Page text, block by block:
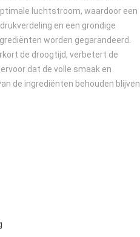
luchtstroom, waardoor een
en een grondige
worden gegarandeerd.
de droogtijd, verbetert de
dat de volle smaak en
de ingrediënten behouden blijven.